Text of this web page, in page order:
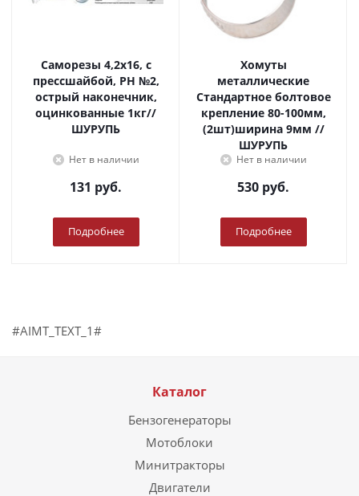
Саморезы 4,2х16, с
прессшайбой, PH №2,
острый наконечник,
оцинкованные 1кг//
ШУРУПЬ
Нет в наличии
131 руб.
Подробнее
Хомуты
металлические
Стандартное болтовое
крепление 80-100мм,
(2шт)ширина 9мм //
ШУРУПЬ
Нет в наличии
530 руб.
Подробнее
#AIMT_TEXT_1#
Каталог
Бензогенераторы
Мотоблоки
Минитракторы
Двигатели